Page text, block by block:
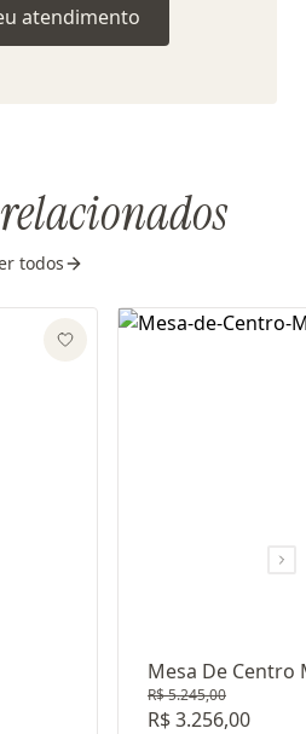
atendimento
relacionados
todos
Mesa De Centro
R$ 5.245,00
R$ 3.256,00